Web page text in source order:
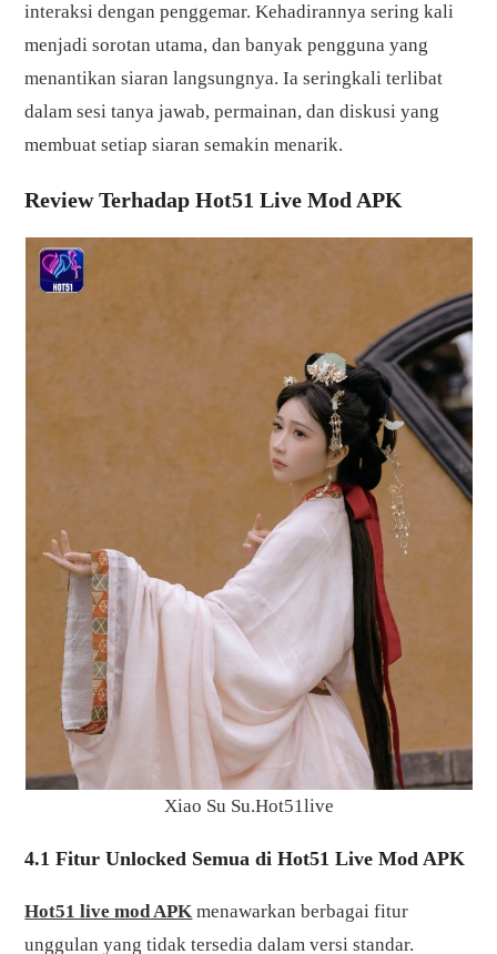
interaksi dengan penggemar. Kehadirannya sering kali
menjadi sorotan utama, dan banyak pengguna yang
menantikan siaran langsungnya. Ia seringkali terlibat
dalam sesi tanya jawab, permainan, dan diskusi yang
membuat setiap siaran semakin menarik.
Review Terhadap Hot51 Live Mod APK
Xiao Su Su.Hot51live
4.1 Fitur Unlocked Semua di Hot51 Live Mod APK
Hot51 live mod APK menawarkan berbagai fitur
unggulan yang tidak tersedia dalam versi standar.